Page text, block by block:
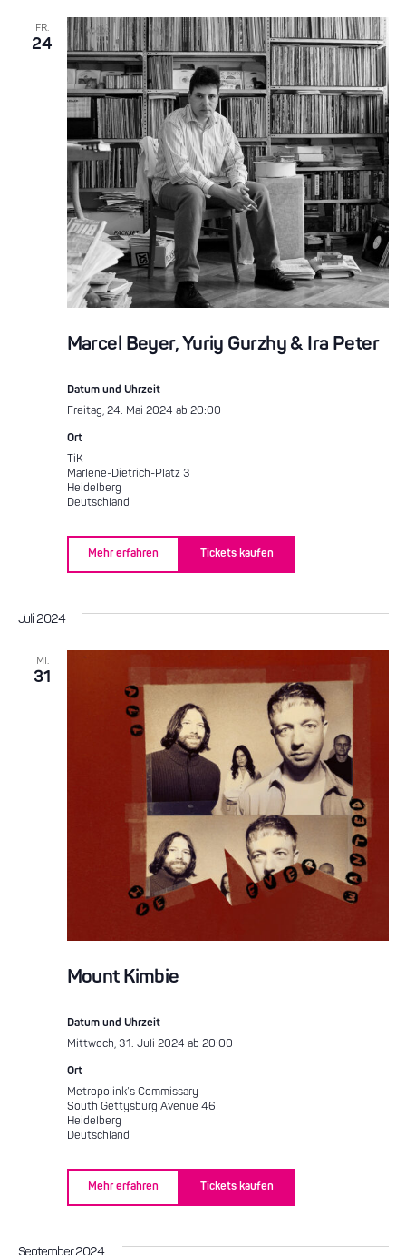
FR.
24
Marcel Beyer, Yuriy Gurzhy & Ira Peter
Datum und Uhrzeit
Freitag, 24. Mai 2024 ab 20:00
Ort
TiK
Marlene-Dietrich-Platz 3
Heidelberg
Deutschland
Mehr erfahren Tickets kaufen
Juli 2024
MI.
31
Mount Kimbie
Datum und Uhrzeit
Mittwoch, 31. Juli 2024 ab 20:00
Ort
Metropolink’s Commissary
South Gettysburg Avenue 46
Heidelberg
Deutschland
Mehr erfahren Tickets kaufen
September 2024